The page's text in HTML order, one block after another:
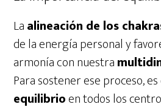
Laalineación de los
de la energía personal y
armonía con nuestra
Para sostener ese proceso,
equilibrioen todos los